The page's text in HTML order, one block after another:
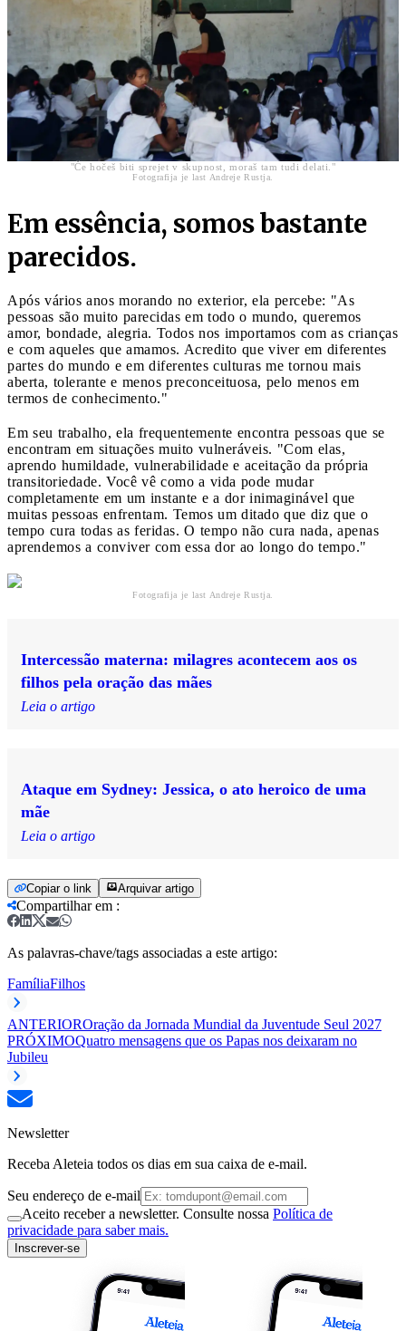
"Če hočeš biti sprejet v skupnost, moraš tam tudi delati."
Fotografija je last Andreje Rustja.
Em essência, somos bastante
parecidos.
Após vários anos morando no exterior, ela percebe: "As
pessoas são muito parecidas em todo o mundo, queremos
amor, bondade, alegria. Todos nos importamos com as crianças
e com aqueles que amamos. Acredito que viver em diferentes
partes do mundo e em diferentes culturas me tornou mais
aberta, tolerante e menos preconceituosa, pelo menos em
termos de conhecimento."
Em seu trabalho, ela frequentemente encontra pessoas que se
encontram em situações muito vulneráveis. "Com elas,
aprendo humildade, vulnerabilidade e aceitação da própria
transitoriedade. Você vê como a vida pode mudar
completamente em um instante e a dor inimaginável que
muitas pessoas enfrentam. Temos um ditado que diz que o
tempo cura todas as feridas. O tempo não cura nada, apenas
aprendemos a conviver com essa dor ao longo do tempo."
Fotografija je last Andreje Rustja.
Intercessão materna: milagres acontecem aos os
filhos pela oração das mães
Leia o artigo
Ataque em Sydney: Jessica, o ato heroico de uma
mãe
Leia o artigo
Copiar o link Arquivar artigo
Compartilhar em :
As palavras-chave/tags associadas a este artigo:
FamíliaFilhos
ANTERIOROração da Jornada Mundial da Juventude Seul 2027
PRÓXIMOQuatro mensagens que os Papas nos deixaram no
Jubileu
Newsletter
Receba Aleteia todos os dias em sua caixa de e-mail.
Seu endereço de e-mail
Aceito receber a newsletter. Consulte nossa Política de
privacidade para saber mais.
Inscrever-se